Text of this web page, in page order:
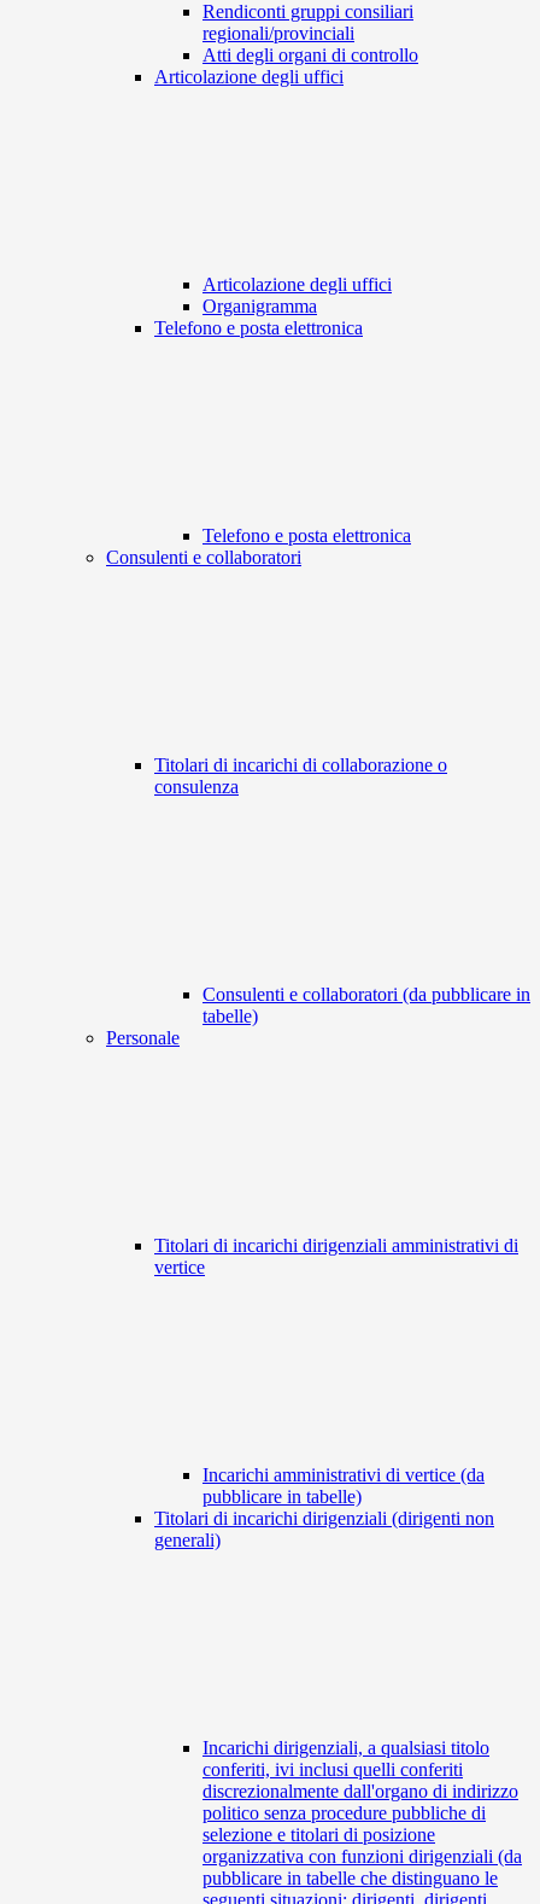
Rendiconti gruppi consiliari
regionali/provinciali
Atti degli organi di controllo
Articolazione degli uffici
Articolazione degli uffici
Organigramma
Telefono e posta elettronica
Telefono e posta elettronica
Consulenti e collaboratori
Titolari di incarichi di collaborazione o
consulenza
Consulenti e collaboratori (da pubblicare in
tabelle)
Personale
Titolari di incarichi dirigenziali amministrativi di
vertice
Incarichi amministrativi di vertice (da
pubblicare in tabelle)
Titolari di incarichi dirigenziali (dirigenti non
generali)
Incarichi dirigenziali, a qualsiasi titolo
conferiti, ivi inclusi quelli conferiti
discrezionalmente dall'organo di indirizzo
politico senza procedure pubbliche di
selezione e titolari di posizione
organizzativa con funzioni dirigenziali (da
pubblicare in tabelle che distinguano le